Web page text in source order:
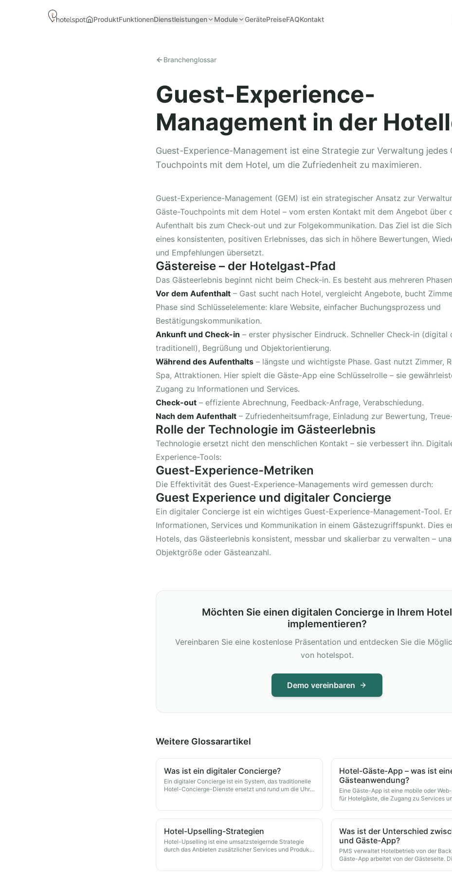
ProduktFunktionenDienstleistungen Module GerätePreiseFAQKontakt
Branchenglossar
Guest-Experience-
Management in der
Guest-Experience-Management ist eine Strategie zur Verwaltung jedes
Touchpoints mit dem Hotel, um die Zufriedenheit zu maximieren.
Guest-Experience-Management (GEM) ist ein strategischer Ansatz zur
Gäste-Touchpoints mit dem Hotel – vom ersten Kontakt mit dem Angebot über
Aufenthalt bis zum Check-out und zur Folgekommunikation. Das Ziel ist die
eines konsistenten, positiven Erlebnisses, das sich in höhere Bewertungen,
und Empfehlungen übersetzt.
Gästereise – der Hotelgast-Pfad
Das Gästeerlebnis beginnt nicht beim Check-in. Es besteht aus mehreren
Vor dem Aufenthalt – Gast sucht nach Hotel, vergleicht Angebote, bucht
Phase sind Schlüsselelemente: klare Website, einfacher Buchungsprozess und
Bestätigungskommunikation.
Ankunft und Check-in – erster physischer Eindruck. Schneller Check-in (digital
traditionell), Begrüßung und Objektorientierung.
Während des Aufenthalts – längste und wichtigste Phase. Gast nutzt Zimmer,
Spa, Attraktionen. Hier spielt die Gäste-App eine Schlüsselrolle – sie
Zugang zu Informationen und Services.
Check-out – effiziente Abrechnung, Feedback-Anfrage, Verabschiedung.
Nach dem Aufenthalt – Zufriedenheitsumfrage, Einladung zur Bewertung,
Rolle der Technologie im Gästeerlebnis
Technologie ersetzt nicht den menschlichen Kontakt – sie verbessert ihn.
Experience-Tools:
Guest-Experience-Metriken
Die Effektivität des Guest-Experience-Managements wird gemessen durch:
Guest Experience und digitaler Concierge
Ein digitaler Concierge ist ein wichtiges Guest-Experience-Management-Tool.
Informationen, Services und Kommunikation in einem Gästezugriffspunkt. Dies
Hotels, das Gästeerlebnis konsistent, messbar und skalierbar zu verwalten –
Objektgröße oder Gästeanzahl.
Möchten Sie einen digitalen Concierge in Ihrem Hotel
implementieren?
Vereinbaren Sie eine kostenlose Präsentation und entdecken Sie die
von hotelspot.
Demo vereinbaren
Weitere Glossarartikel
Was ist ein digitaler Concierge?
Ein digitaler Concierge ist ein System, das traditionelle
Hotel-Concierge-Dienste ersetzt und rund um die Uhr
Hotel-Gäste-App – was ist
Gästeanwendung?
Eine Gäste-App ist eine mobile oder
für Hotelgäste, die Zugang zu Services
Hotel-Upselling-Strategien
Hotel-Upselling ist eine umsatzsteigernde Strategie
durch das Anbieten zusätzlicher Services und Produkte
Was ist der Unterschied
und Gäste-App?
PMS verwaltet Hotelbetrieb von der
Gäste-App arbeitet von der Gästeseite.